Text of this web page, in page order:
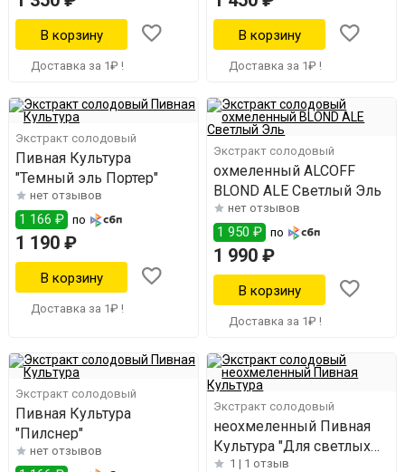
Доставка за 1₽ ! Доставка за 1₽ !
Экстракт солодовый
Пивная Культура
"Темный эль Портер"
нет отзывов
1 166 ₽ по
1 190 ₽
Доставка за 1₽ !
Экстракт солодовый
охмеленный ALCOFF
BLOND ALE Светлый Эль
нет отзывов
1 950 ₽ по
1 990 ₽
Доставка за 1₽ !
Экстракт солодовый
Пивная Культура
"Пилснер"
нет отзывов
Экстракт солодовый
неохмеленный Пивная
Культура "Для светлых
сортов"
1 | 1 отзыв